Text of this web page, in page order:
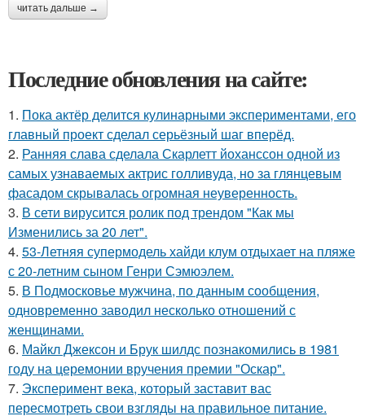
читать дальше →
Последние обновления на сайте:
1. Пока актёр делится кулинарными экспериментами, его
главный проект сделал серьёзный шаг вперёд.
2. Ранняя слава сделала Скарлетт йоханссон одной из
самых узнаваемых актрис голливуда, но за глянцевым
фасадом скрывалась огромная неуверенность.
3. В сети вирусится ролик под трендом "Как мы
Изменились за 20 лет".
4. 53-Летняя супермодель хайди клум отдыхает на пляже
с 20-летним сыном Генри Сэмюэлем.
5. В Подмосковье мужчина, по данным сообщения,
одновременно заводил несколько отношений с
женщинами.
6. Майкл Джексон и Брук шилдс познакомились в 1981
году на церемонии вручения премии "Оскар".
7. Эксперимент века, который заставит вас
пересмотреть свои взгляды на правильное питание.